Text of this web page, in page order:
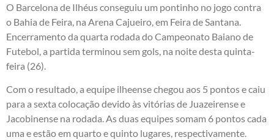
O Barcelona de Ilhéus conseguiu um pontinho no jogo contra
o Bahia de Feira, na Arena Cajueiro, em Feira de Santana.
Encerramento da quarta rodada do Campeonato Baiano de
Futebol, a partida terminou sem gols, na noite desta quinta-
feira (26).
Com o resultado, a equipe ilheense chegou aos 5 pontos e caiu
para a sexta colocação devido às vitórias de Juazeirense e
Jacobinense na rodada. As duas equipes somam 6 pontos cada
uma e estão em quarto e quinto lugares, respectivamente.